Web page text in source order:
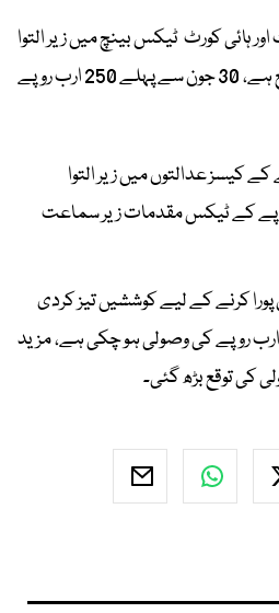
ہائی کورٹ ٹیکس بینچ میں زیر التوا
مقدمات میں کامیابی کی توقع ہے، 30 جون سے پہلے 250 ارب روپے
ارب روپے کے کیسز عدالتوں میں زیر التوا
میں 600 ارب روپے کے ٹیکس مقدمات زیر سماعت
کرنے کے لیے کوششیں تیز کردی
ہیں، دو بڑی کمپنیوں سے 20 ارب روپے کی وصولی ہو چکی ہے، مزید
کی توقع بڑھ گئی۔